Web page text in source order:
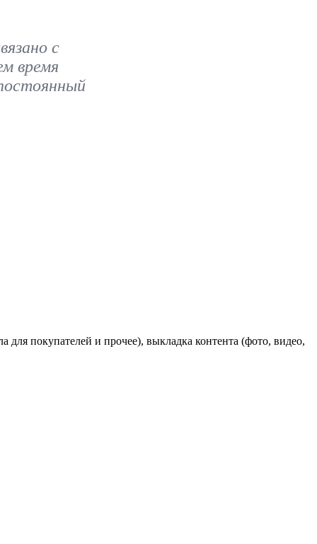
с
время
покупателей и прочее), выкладка контента (фото, видео,